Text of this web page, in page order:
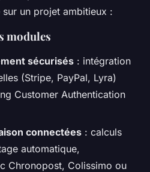
un projet ambitieux :
modules
sécurisés : intégration
(Stripe, PayPal, Lyra)
Customer Authentication
connectées : calculs
automatique,
Chronopost, Colissimo ou